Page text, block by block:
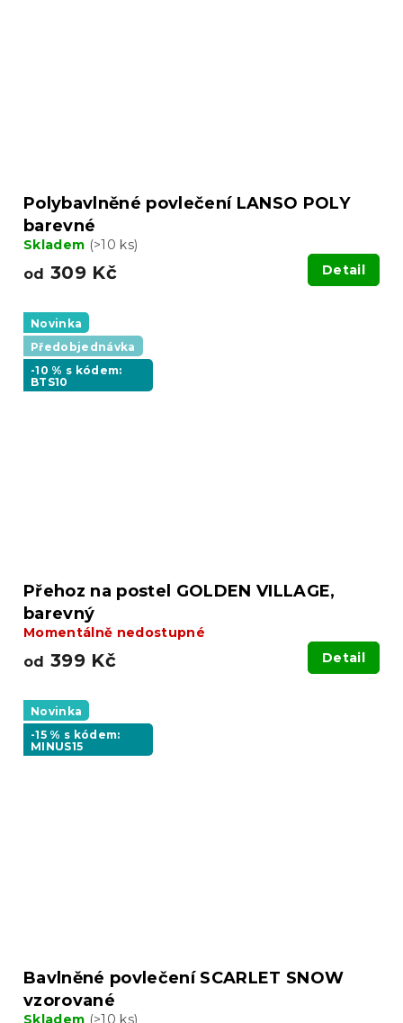
Polybavlněné povlečení LANSO POLY
barevné
Skladem (>10 ks)
od 309 Kč Detail
Novinka
Předobjednávka
-10 % s kódem:
BTS10
Přehoz na postel GOLDEN VILLAGE,
barevný
Momentálně nedostupné
od 399 Kč Detail
Novinka
-15 % s kódem:
MINUS15
Bavlněné povlečení SCARLET SNOW
vzorované